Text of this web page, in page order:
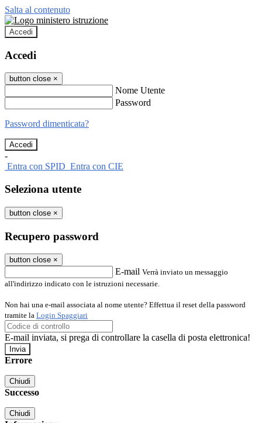
Salta al contenuto
Accedi
Accedi
button close ×
Nome Utente
Password
Password dimenticata?
-
Entra con SPID Entra con CIE
Seleziona utente
button close ×
Recupero password
button close ×
E-mail Verrà inviato un messaggio
all'indirizzo indicato con le istruzioni necessarie.
Non hai una e-mail associata al nome utente? Effettua il reset della password
tramite la Login Spaggiari
E-mail inviata, si prega di controllare la casella di posta elettronica!
Errore
Chiudi
Successo
Chiudi